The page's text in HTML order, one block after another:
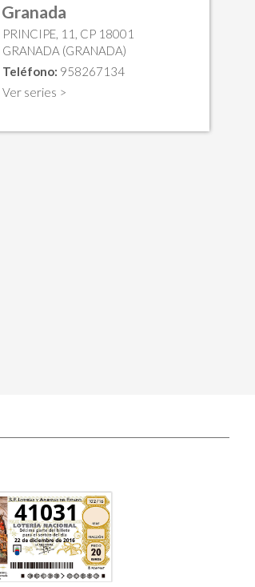
Granada
PRINCIPE, 11, CP 18001
GRANADA (GRANADA)
Teléfono: 958267134
Ver series >
41031